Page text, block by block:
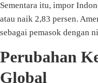
Sementara itu, impor
atau naik 2,83 persen.
sebagai pemasok dengan
Perubahan
Global